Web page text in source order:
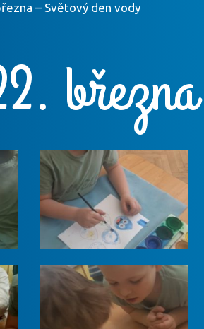
– Světový den vody